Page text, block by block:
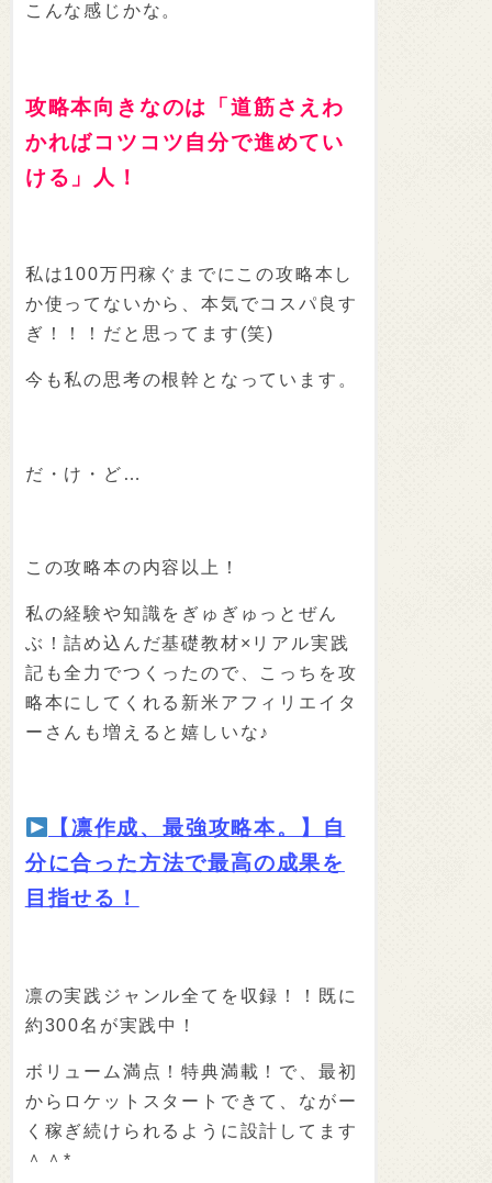
こんな感じかな。
攻略本向きなのは「道筋さえわ
かればコツコツ自分で進めてい
ける」人！
私は100万円稼ぐまでにこの攻略本し
か使ってないから、本気でコスパ良す
ぎ！！！だと思ってます(笑)
今も私の思考の根幹となっています。
だ・け・ど…
この攻略本の内容以上！
私の経験や知識をぎゅぎゅっとぜん
ぶ！詰め込んだ基礎教材×リアル実践
記も全力でつくったので、こっちを攻
略本にしてくれる新米アフィリエイタ
ーさんも増えると嬉しいな♪
【凛作成、最強攻略本。】自
分に合った方法で最高の成果を
目指せる！
凛の実践ジャンル全てを収録！！既に
約300名が実践中！
ボリューム満点！特典満載！で、最初
からロケットスタートできて、ながー
く稼ぎ続けられるように設計してます
＾＾*